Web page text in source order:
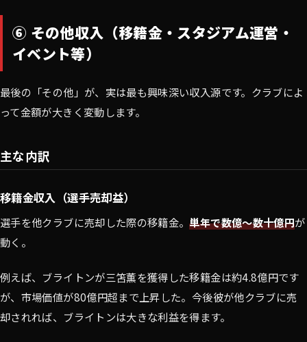
⑥ その他収入（移籍金・スタジアム運営・
イベント等）
最後の「その他」が、実は最も興味深い収入源です。クラブによ
って金額が大きく変動します。
主な内訳
移籍金収入（選手売却益）
選手を他クラブに売却した際の移籍金。単年で数億〜数十億円が
動く。
例えば、ブライトンが三笘薫を獲得した移籍金は約4.8億円です
が、市場価値が80億円超まで上昇した。今後彼が他クラブに売
却されれば、ブライトンは大きな利益を得ます。